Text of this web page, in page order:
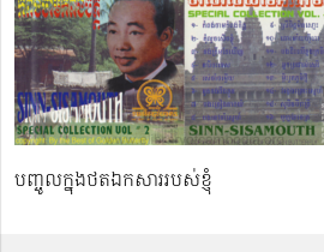
បញ្ចូលក្នុងថតឯកសាររបស់ខ្ញុំ